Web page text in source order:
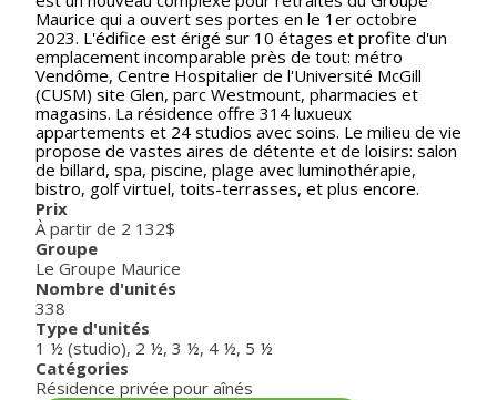
Maurice qui a ouvert ses portes en le 1er octobre
2023. L'édifice est érigé sur 10 étages et profite d'un
emplacement incomparable près de tout: métro
Vendôme, Centre Hospitalier de l'Université McGill
(CUSM) site Glen, parc Westmount, pharmacies et
magasins. La résidence offre 314 luxueux
appartements et 24 studios avec soins. Le milieu de vie
propose de vastes aires de détente et de loisirs: salon
de billard, spa, piscine, plage avec luminothérapie,
bistro, golf virtuel, toits-terrasses, et plus encore.
Prix
À partir de 2 132$
Groupe
Le Groupe Maurice
Nombre d'unités
338
Type d'unités
1 ½ (studio), 2 ½, 3 ½, 4 ½, 5 ½
Catégories
Résidence privée pour aînés